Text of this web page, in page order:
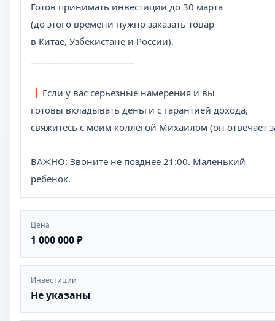
Готов принимать инвестиции до 30 марта
(до этого времени нужно заказать товар
в Китае, Узбекистане и России).
❗️Если у вас серьезные намерения и вы
готовы вкладывать деньги с гарантией дохода,
свяжитесь с моим коллегой Михаилом (он отвечает
ВАЖНО: Звоните не позднее 21:00. Маленький
ребенок.
Цена
1 000 000 ₽
Инвестиции
Не указаны